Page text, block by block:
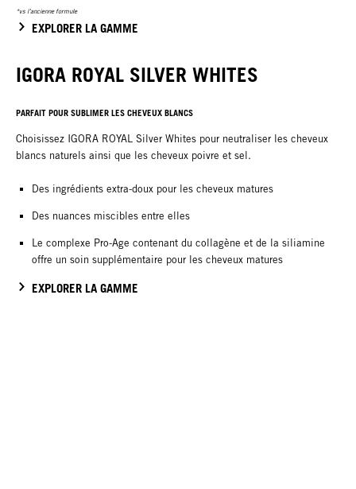
*vs l’ancienne formule
EXPLORER LA GAMME
IGORA ROYAL SILVER WHITES
PARFAIT POUR SUBLIMER LES CHEVEUX BLANCS
Choisissez IGORA ROYAL Silver Whites pour neutraliser les cheveux
blancs naturels ainsi que les cheveux poivre et sel.
Des ingrédients extra-doux pour les cheveux matures
Des nuances miscibles entre elles
Le complexe Pro-Age contenant du collagène et de la siliamine
offre un soin supplémentaire pour les cheveux matures
EXPLORER LA GAMME